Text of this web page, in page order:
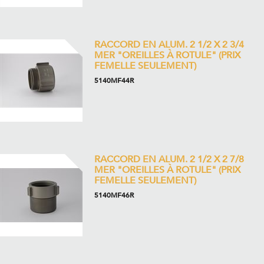
RACCORD EN ALUM. 2 1/2 X 2 3/4
MER "OREILLES À ROTULE" (PRIX
FEMELLE SEULEMENT)
5140MF44R
RACCORD EN ALUM. 2 1/2 X 2 7/8
MER "OREILLES À ROTULE" (PRIX
FEMELLE SEULEMENT)
5140MF46R